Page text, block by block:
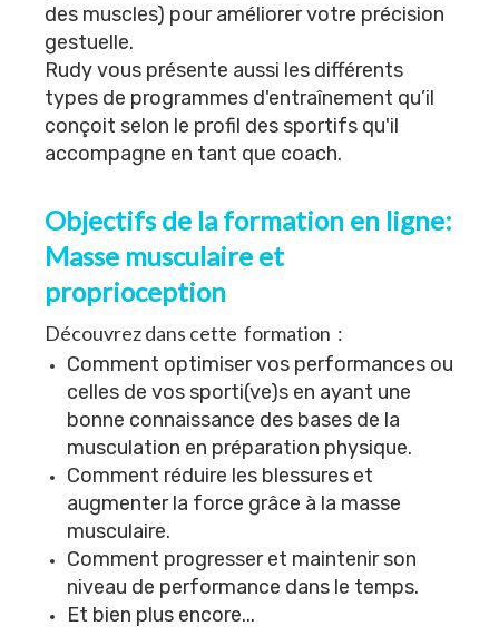
des muscles) pour améliorer votre précision
gestuelle.
Rudy vous présente aussi les différents
types de programmes d'entraînement qu’il
conçoit selon le profil des sportifs qu'il
accompagne en tant que coach.
Objectifs de la formation en ligne:
Masse musculaire et
proprioception
Découvrez dans cette formation :
Comment optimiser vos performances ou
celles de vos sporti(ve)s en ayant une
bonne connaissance des bases de la
musculation en préparation physique.
Comment réduire les blessures et
augmenter la force grâce à la masse
musculaire.
Comment progresser et maintenir son
niveau de performance dans le temps.
Et bien plus encore...